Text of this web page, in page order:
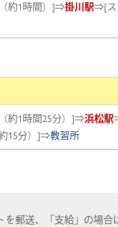
約1時間）]⇒掛川駅⇒[ス
約1時間25分）]⇒浜松駅
15分）]⇒教習所
郵送、「支給」の場